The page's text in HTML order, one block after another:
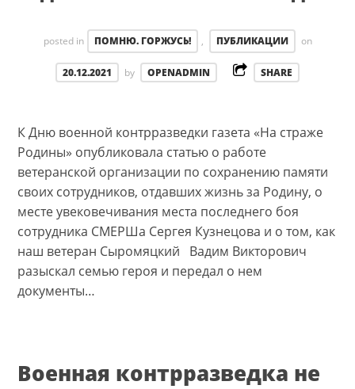
posted in ПОМНЮ. ГОРЖУСЬ! , ПУБЛИКАЦИИ on
20.12.2021 by OPENADMIN SHARE
К Дню военной контрразведки газета «На страже
Родины» опубликовала статью о работе
ветеранской организации по сохранению памяти
своих сотрудников, отдавших жизнь за Родину, о
месте увековечивания места последнего боя
сотрудника СМЕРШа Сергея Кузнецова и о том, как
наш ветеран Сыромяцкий Вадим Викторович
разыскал семью героя и передал о нем
документы…
Военная контрразведка не